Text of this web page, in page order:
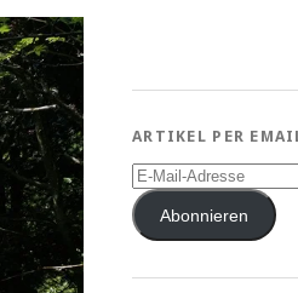
ARTIKEL PER
E-
Mail-
AdresseAbonnieren